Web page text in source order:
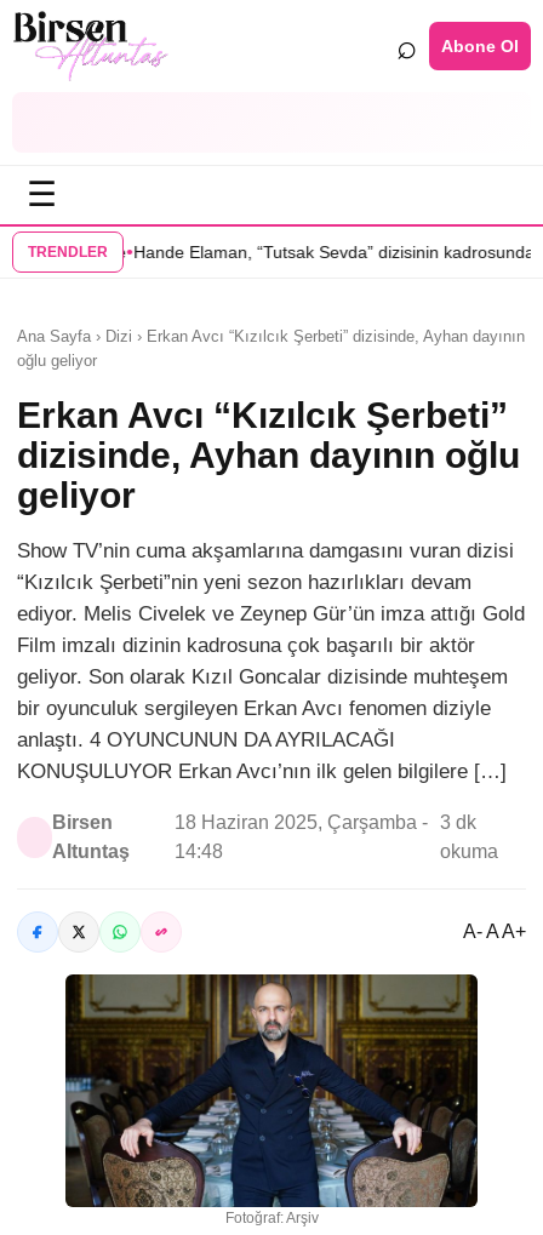
⌕ Abone Ol
☰
TRENDLER
Elaman, “Tutsak Sevda” dizisinin kadrosunda•Serenay
Ana Sayfa › Dizi › Erkan Avcı “Kızılcık Şerbeti” dizisinde, Ayhan dayının
oğlu geliyor
Erkan Avcı “Kızılcık Şerbeti”
dizisinde, Ayhan dayının oğlu
geliyor
Show TV’nin cuma akşamlarına damgasını vuran dizisi
“Kızılcık Şerbeti”nin yeni sezon hazırlıkları devam
ediyor. Melis Civelek ve Zeynep Gür’ün imza attığı Gold
Film imzalı dizinin kadrosuna çok başarılı bir aktör
geliyor. Son olarak Kızıl Goncalar dizisinde muhteşem
bir oyunculuk sergileyen Erkan Avcı fenomen diziyle
anlaştı. 4 OYUNCUNUN DA AYRILACAĞI
KONUŞULUYOR Erkan Avcı’nın ilk gelen bilgilere […]
Birsen
Altuntaş
18 Haziran 2025, Çarşamba -
14:48
3 dk
okuma
A- A A+
Fotoğraf: Arşiv